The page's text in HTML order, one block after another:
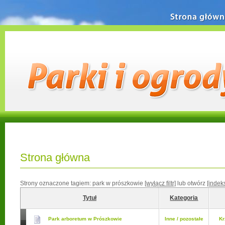
Strona główna
Strony oznaczone tagiem: park w prószkowie [wyłącz filtr] lub otwórz
Tytuł Kategoria
Park arboretum w Prószkowie Inne / pozostałe
Strona główna